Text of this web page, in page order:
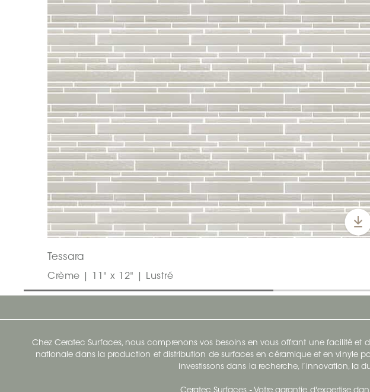
Tessara
Crème | 11" x 12" | Lustré
Chez Ceratec Surfaces, nous comprenons vos besoins en vous offrant une facilité
nationale dans la production et distribution de surfaces en céramique et en vinyle
investissons dans la recherche, l’innovation, la